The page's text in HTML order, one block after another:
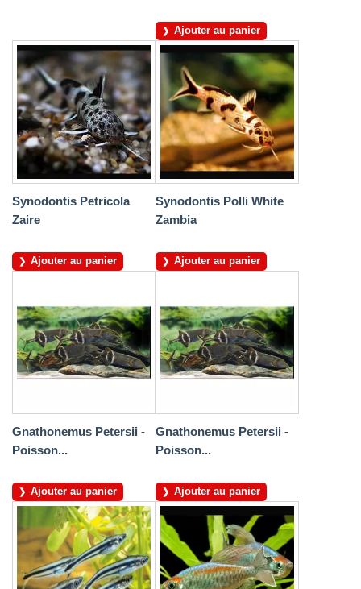
Ajouter au panier
Synodontis Petricola
Zaire
Ajouter au panier
Synodontis Polli White
Zambia
Ajouter au panier
Gnathonemus Petersii -
Poisson...
Ajouter au panier
Gnathonemus Petersii -
Poisson...
Ajouter au panier